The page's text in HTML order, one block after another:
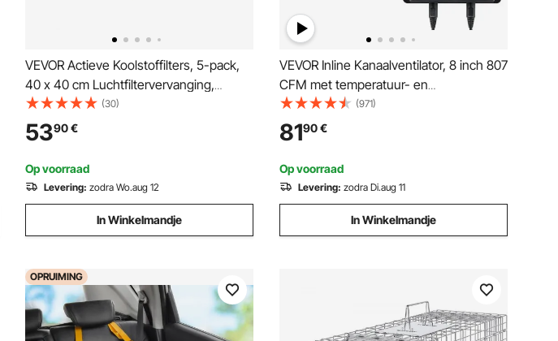
VEVOR Actieve Koolstoffilters, 5-pack,
40 x 40 cm Luchtfiltervervanging,
Hoogrendementsfilters Niveau 1,
Compatibel met BlueDri en VEVOR
Scrubber, Luchtreiniger, Apparatuur voor
waterschadeherstel
(30)
5390€
Op voorraad
Levering: zodra Wo.aug 12
In Winkelmandje
VEVOR Inline Kanaalventilator, 8 inch 807
CFM met temperatuur- en
vochtigheidsregelaar, stille EC-motor,
ventilatieventilator voor koelboosters,
kweektenten en hydrocultuur.
(971)
8190€
Op voorraad
Levering: zodra Di.aug 11
In Winkelmandje
OPRUIMING